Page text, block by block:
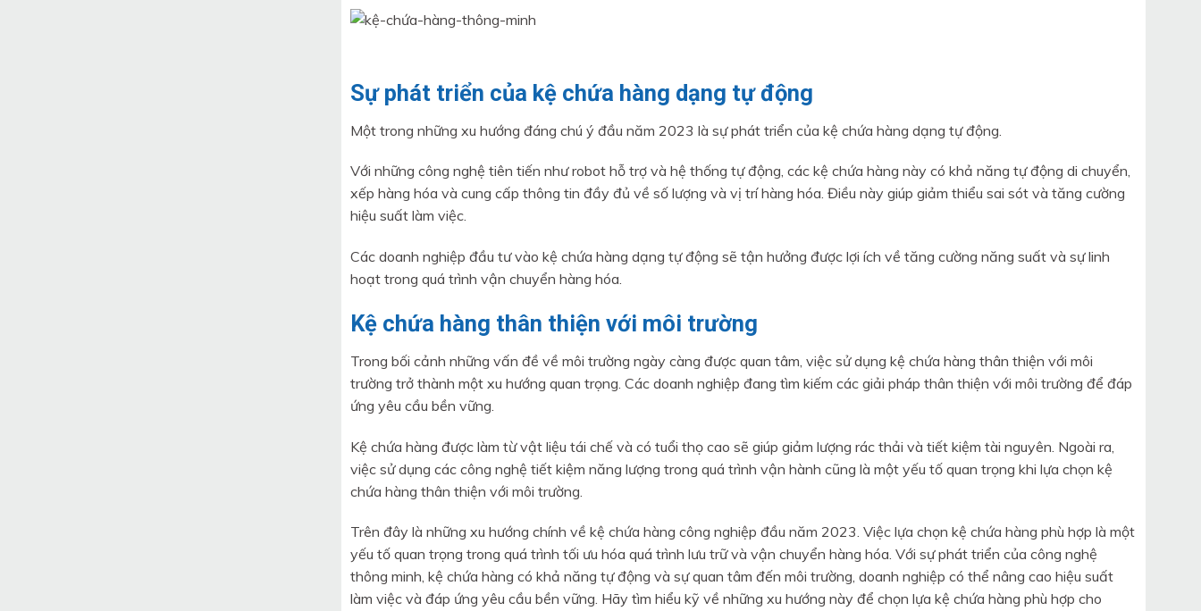
Sự phát triển của kệ chứa hàng dạng tự động
Một trong những xu hướng đáng chú ý đầu năm 2023 là sự phát triển của kệ chứa hàng dạng tự động.
Với những công nghệ tiên tiến như robot hỗ trợ và hệ thống tự động, các kệ chứa hàng này có khả năng tự động di chuyển,
xếp hàng hóa và cung cấp thông tin đầy đủ về số lượng và vị trí hàng hóa. Điều này giúp giảm thiểu sai sót và tăng cường
hiệu suất làm việc.
Các doanh nghiệp đầu tư vào kệ chứa hàng dạng tự động sẽ tận hưởng được lợi ích về tăng cường năng suất và sự linh
hoạt trong quá trình vận chuyển hàng hóa.
Kệ chứa hàng thân thiện với môi trường
Trong bối cảnh những vấn đề về môi trường ngày càng được quan tâm, việc sử dụng kệ chứa hàng thân thiện với môi
trường trở thành một xu hướng quan trọng. Các doanh nghiệp đang tìm kiếm các giải pháp thân thiện với môi trường để đáp
ứng yêu cầu bền vững.
Kệ chứa hàng được làm từ vật liệu tái chế và có tuổi thọ cao sẽ giúp giảm lượng rác thải và tiết kiệm tài nguyên. Ngoài ra,
việc sử dụng các công nghệ tiết kiệm năng lượng trong quá trình vận hành cũng là một yếu tố quan trọng khi lựa chọn kệ
chứa hàng thân thiện với môi trường.
Trên đây là những xu hướng chính về kệ chứa hàng công nghiệp đầu năm 2023. Việc lựa chọn kệ chứa hàng phù hợp là một
yếu tố quan trọng trong quá trình tối ưu hóa quá trình lưu trữ và vận chuyển hàng hóa. Với sự phát triển của công nghệ
thông minh, kệ chứa hàng có khả năng tự động và sự quan tâm đến môi trường, doanh nghiệp có thể nâng cao hiệu suất
làm việc và đáp ứng yêu cầu bền vững. Hãy tìm hiểu kỹ về những xu hướng này để chọn lựa kệ chứa hàng phù hợp cho